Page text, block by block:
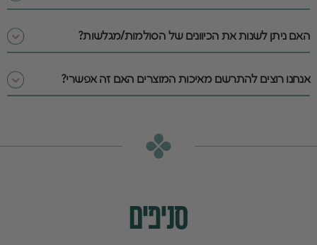
האם ניתן לשנות את הכיוונים של הסולמות/מגלשות?
אנחנו רוצים להתרשם מאיכות המוצרים האם זה אפשרי?
סניפים